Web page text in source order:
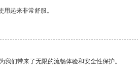
起来非常舒服。
我们带来了无限的流畅体验和安全性保护。